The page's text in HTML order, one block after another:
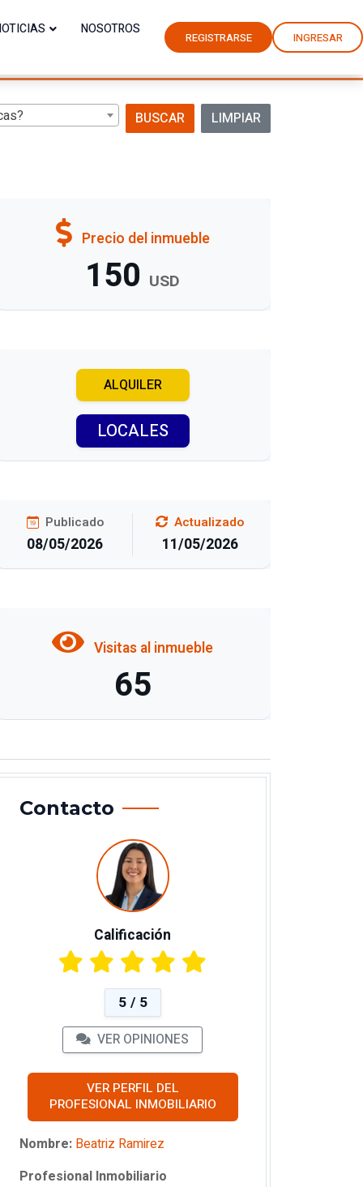
NOSOTROS REGISTRARSE INGRESAR
BUSCAR LIMPIAR
Precio del inmueble
150 USD
ALQUILER
LOCALES
Publicado
08/05/2026
Actualizado
11/05/2026
Visitas al inmueble
65
Contacto
Calificación
5 / 5
VER OPINIONES
VER PERFIL DEL
PROFESIONAL INMOBILIARIO
Nombre: Beatriz Ramirez
Profesional Inmobiliario